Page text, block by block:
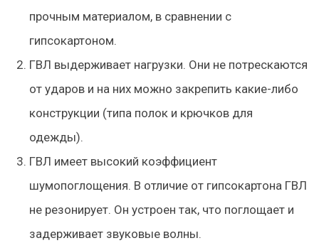
прочным материалом, в сравнении с
гипсокартоном.
ГВЛ выдерживает нагрузки. Они не потрескаются
от ударов и на них можно закрепить какие-либо
конструкции (типа полок и крючков для
одежды).
ГВЛ имеет высокий коэффициент
шумопоглощения. В отличие от гипсокартона ГВЛ
не резонирует. Он устроен так, что поглощает и
задерживает звуковые волны.